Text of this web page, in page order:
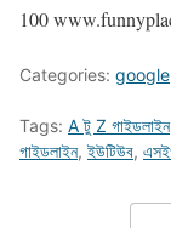
100
Categories: google
Tags: A টু Z গাইডলাইন
গাইডলাইন,ইউটিউব,